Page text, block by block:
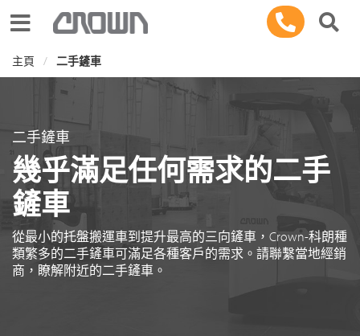
Toggle navigation
主頁 二手鏟車
二手鏟車
幾乎滿足任何需求的二手
鏟車
從最小的托盤搬運車到提升最高的三向鏟車，Crown-科朗種
類繁多的二手鏟車可滿足各種客戶的需求。請聯繫當地經銷
商，瞭解附近的二手鏟車。